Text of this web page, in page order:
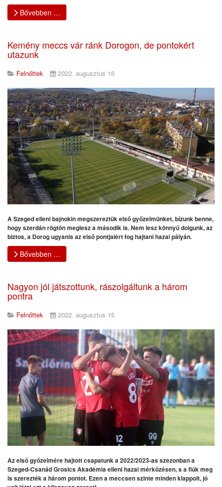
Bővebben …
Kemény meccs vár ránk Dorogon, de pontokért
utazunk
Felnőttek 2022. augusztus 16
A Szeged elleni bajnokin megszereztük első győzelmünket, bízunk benne,
hogy szerdán rögtön meglesz a második is. Nem lesz könnyű dolgunk, az
biztos, a Dorog ugyanis az első pontjaiért fog hajtani hazai pályán.
Bővebben …
Nagyon jól játszottunk, rászolgáltunk a három
pontra
Felnőttek 2022. augusztus 15
Az első győzelmére hajtott csapatunk a 2022/2023-as szezonban a
Szeged-Csanád Grosics Akadémia elleni hazai mérkőzésen, s a fiúk meg
is szerezték a három pontot. Ezen a meccsen szinte minden klappolt, jó